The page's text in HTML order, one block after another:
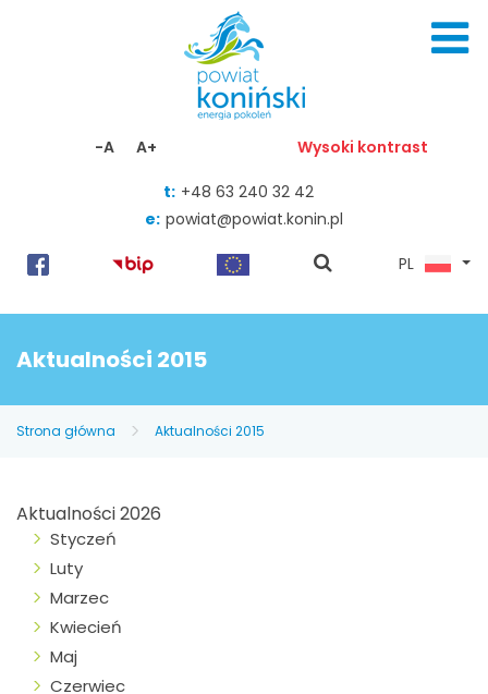
-A A+ Wysoki kontrast
t: +48 63 240 32 42
e: powiat@powiat.konin.pl
pokaż
PL
Aktualności 2015
Strona główna Aktualności 2015
Aktualności 2026
Styczeń
Luty
Marzec
Kwiecień
Maj
Czerwiec